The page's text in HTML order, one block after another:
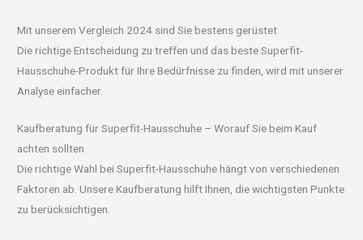
Mit unserem Vergleich 2024 sind Sie bestens gerüstet
Die richtige Entscheidung zu treffen und das beste Superfit-
Hausschuhe-Produkt für Ihre Bedürfnisse zu finden, wird mit unserer
Analyse einfacher.
Kaufberatung für Superfit-Hausschuhe – Worauf Sie beim Kauf
achten sollten
Die richtige Wahl bei Superfit-Hausschuhe hängt von verschiedenen
Faktoren ab. Unsere Kaufberatung hilft Ihnen, die wichtigsten Punkte
zu berücksichtigen.